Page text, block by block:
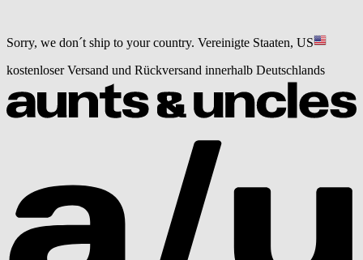
Sorry, we don´t ship to your country. Vereinigte Staaten, US
kostenloser Versand und Rückversand innerhalb Deutschlands